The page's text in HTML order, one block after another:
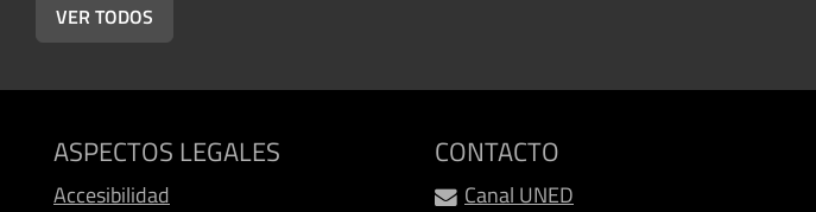
VER TODOS
ASPECTOS LEGALES
Accesibilidad
CONTACTO
Canal UNED